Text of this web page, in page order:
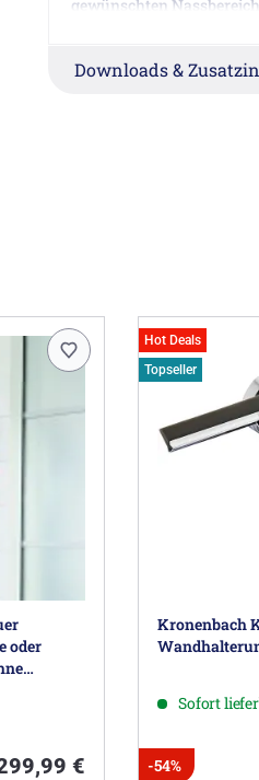
gewünschten
Downloads &
oder
€
Hot Deals
Topseller
Kronenbach
Sofort
-54%